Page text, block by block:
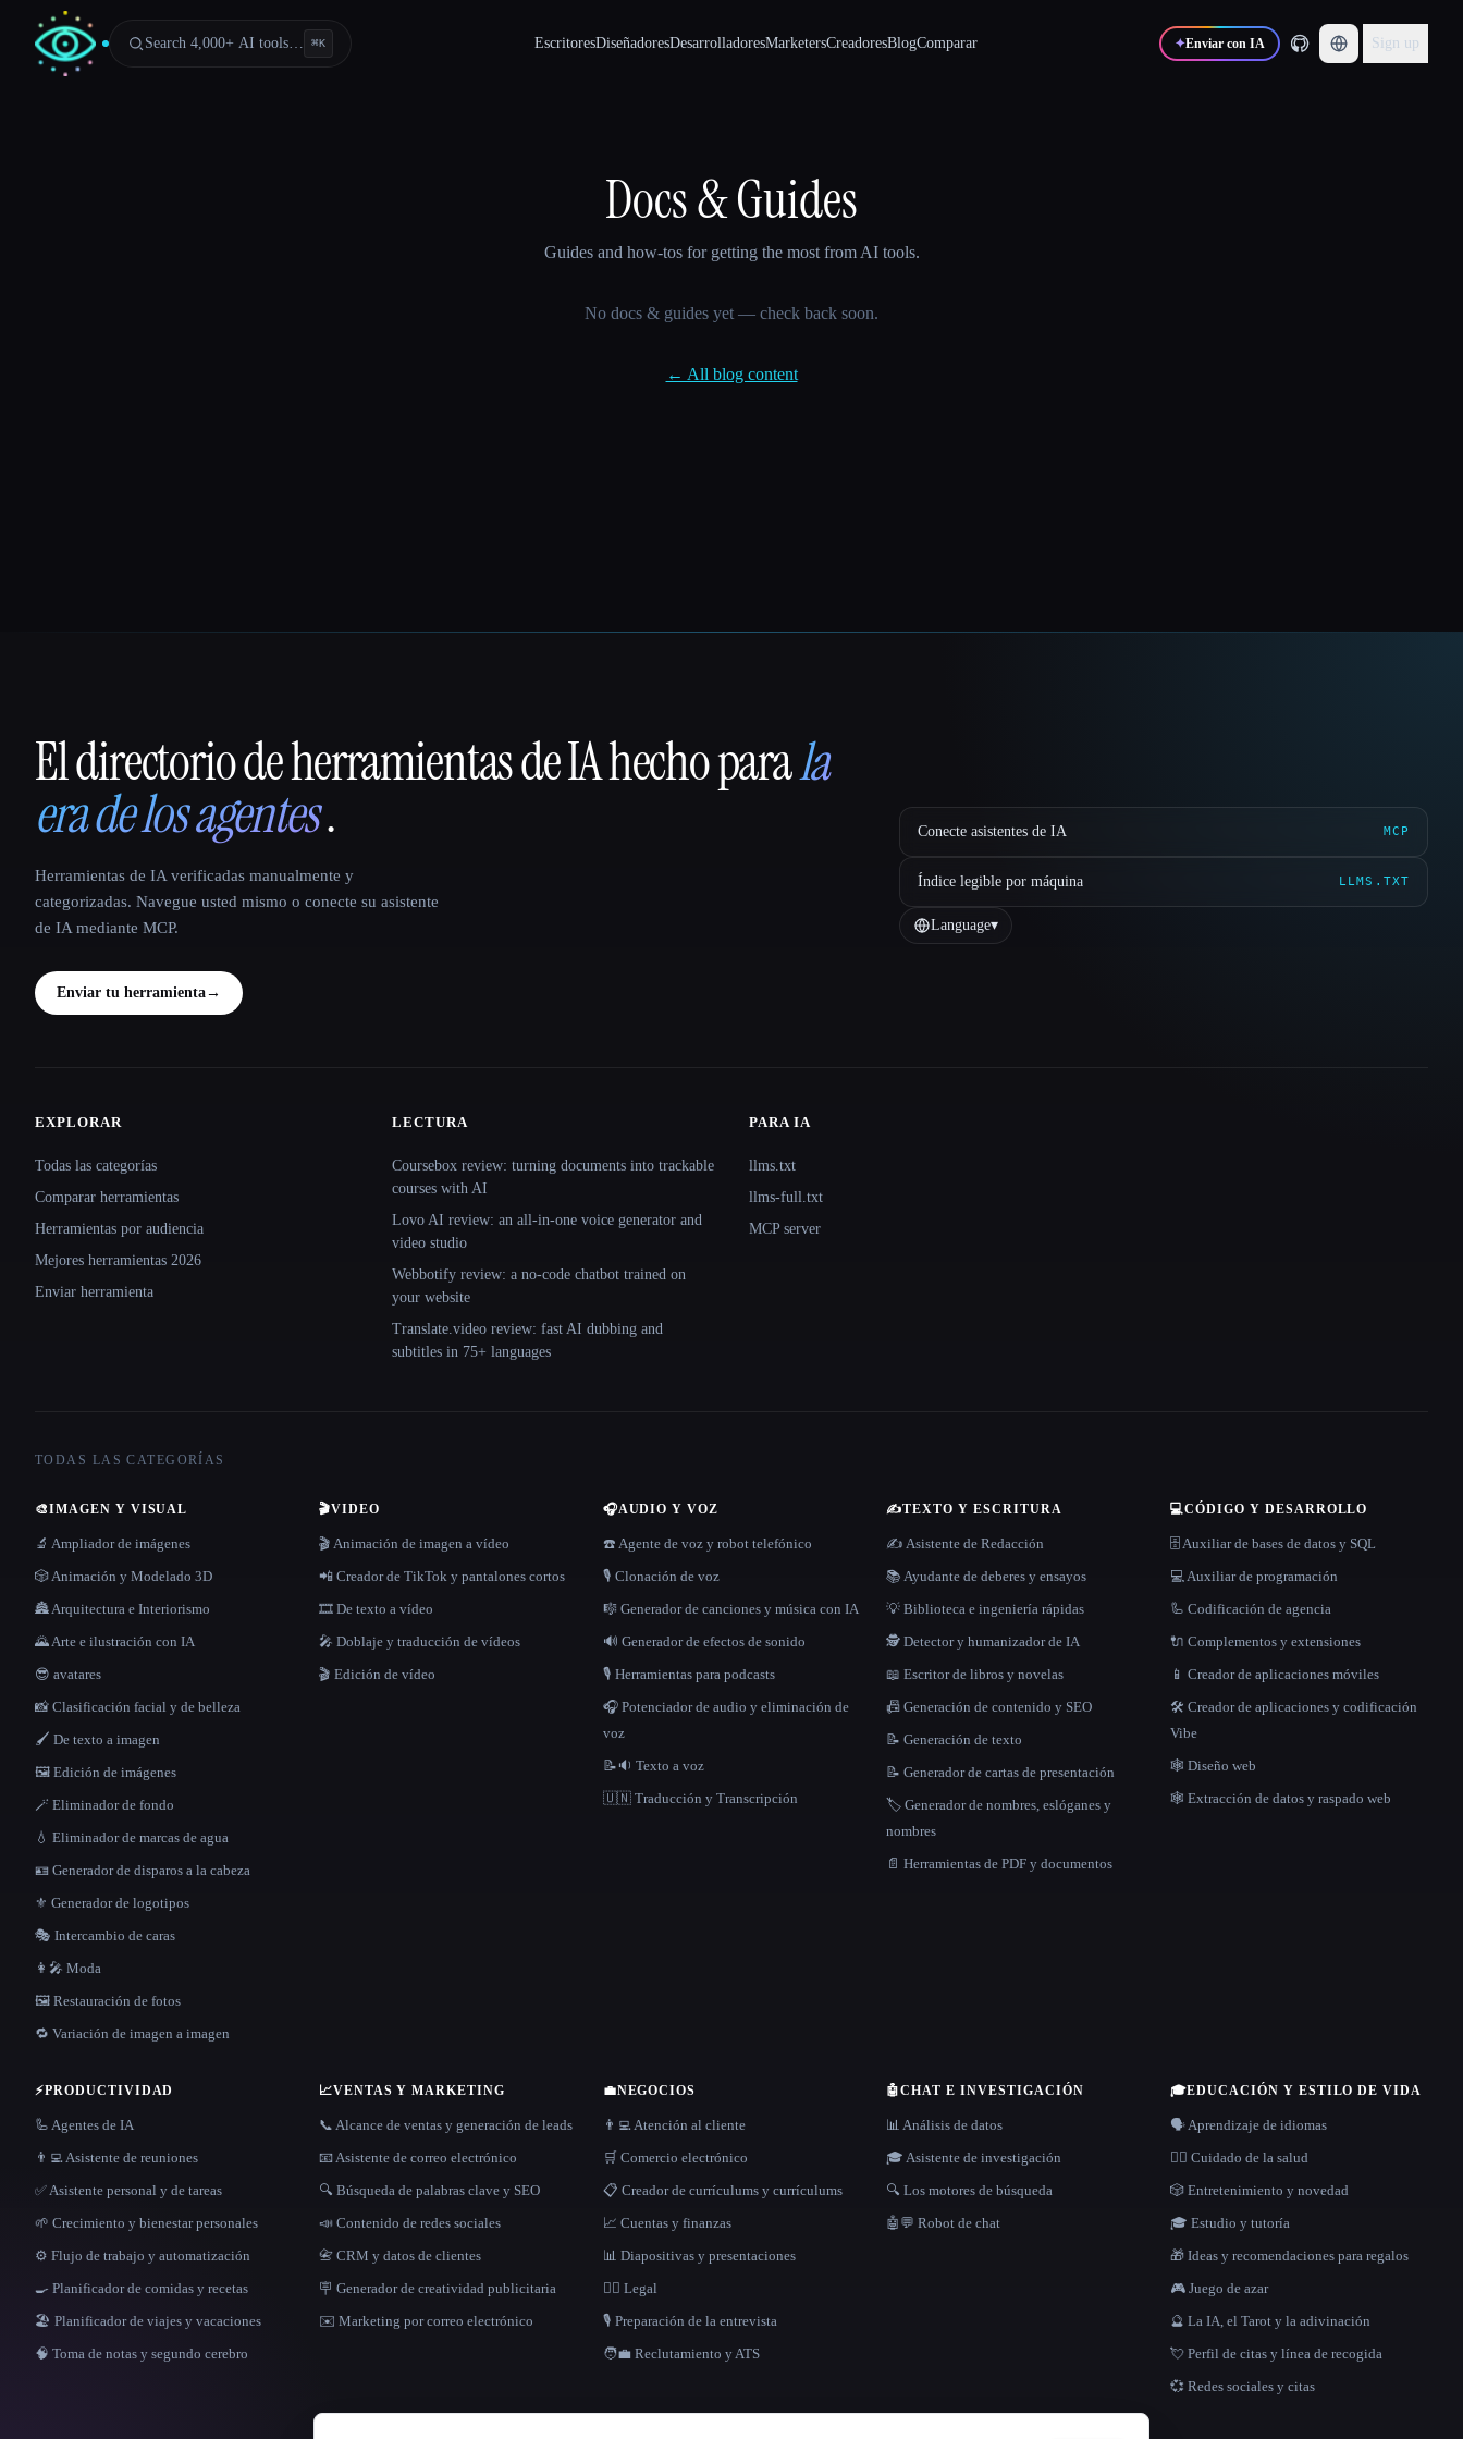
Search 4,000+ AI tools… ⌘K EscritoresDiseñadoresDesarrolladoresMarketersCreadoresBlogComparar ✦Enviar con IA Sign up
Docs & Guides
Guides and how-tos for getting the most from AI tools.
No docs & guides yet — check back soon.
← All blog content
That AI Collection
El directorio de herramientas de IA hecho parala
era de los agentes.
Herramientas de IA verificadas manualmente y
categorizadas. Navegue usted mismo o conecte su asistente
de IA mediante MCP.
Enviar tu herramienta→
Conecte asistentes de IA MCP
Índice legible por máquina LLMS.TXT
Language▾
Site navigation
EXPLORAR
Todas las categorías
Comparar herramientas
Herramientas por audiencia
Mejores herramientas 2026
Enviar herramienta
LECTURA
Coursebox review: turning documents into trackable
courses with AI
Lovo AI review: an all-in-one voice generator and
video studio
Webbotify review: a no-code chatbot trained on
your website
Translate.video review: fast AI dubbing and
subtitles in 75+ languages
PARA IA
llms.txt
llms-full.txt
MCP server
TODAS LAS CATEGORÍAS
🎨IMAGEN Y VISUAL
🔬 Ampliador de imágenes
🎲 Animación y Modelado 3D
🏯 Arquitectura e Interiorismo
🌄 Arte e ilustración con IA
😎 avatares
📸 Clasificación facial y de belleza
🖌️ De texto a imagen
🖼️ Edición de imágenes
🪄 Eliminador de fondo
💧 Eliminador de marcas de agua
🪪 Generador de disparos a la cabeza
⚜️ Generador de logotipos
🎭 Intercambio de caras
👩‍🎤 Moda
🖼️ Restauración de fotos
🔁 Variación de imagen a imagen
🎬VIDEO
🎬 Animación de imagen a vídeo
📲 Creador de TikTok y pantalones cortos
🎞️ De texto a vídeo
🎤 Doblaje y traducción de vídeos
🎬 Edición de vídeo
🎧AUDIO Y VOZ
☎️ Agente de voz y robot telefónico
🎙️ Clonación de voz
🎼 Generador de canciones y música con IA
🔊 Generador de efectos de sonido
🎙️ Herramientas para podcasts
🎧 Potenciador de audio y eliminación de
voz
📝🔉 Texto a voz
🇺🇳 Traducción y Transcripción
✍️TEXTO Y ESCRITURA
✍️ Asistente de Redacción
📚 Ayudante de deberes y ensayos
💡 Biblioteca e ingeniería rápidas
🕵️ Detector y humanizador de IA
📖 Escritor de libros y novelas
📠 Generación de contenido y SEO
📝 Generación de texto
📝 Generador de cartas de presentación
🏷️ Generador de nombres, eslóganes y
nombres
📄 Herramientas de PDF y documentos
💻CÓDIGO Y DESARROLLO
🗄️ Auxiliar de bases de datos y SQL
💻 Auxiliar de programación
🦾 Codificación de agencia
🔌 Complementos y extensiones
📱 Creador de aplicaciones móviles
🛠️ Creador de aplicaciones y codificación
Vibe
🕸 Diseño web
🕸️ Extracción de datos y raspado web
⚡PRODUCTIVIDAD
🦾 Agentes de IA
👨‍💻 Asistente de reuniones
✅ Asistente personal y de tareas
🌱 Crecimiento y bienestar personales
⚙️ Flujo de trabajo y automatización
🍳 Planificador de comidas y recetas
🏖 Planificador de viajes y vacaciones
🧠 Toma de notas y segundo cerebro
📈VENTAS Y MARKETING
📞 Alcance de ventas y generación de leads
📧 Asistente de correo electrónico
🔍 Búsqueda de palabras clave y SEO
📣 Contenido de redes sociales
📇 CRM y datos de clientes
🪧 Generador de creatividad publicitaria
✉️ Marketing por correo electrónico
💼NEGOCIOS
👨‍💻 Atención al cliente
🛒 Comercio electrónico
📋 Creador de currículums y currículums
📈 Cuentas y finanzas
📊 Diapositivas y presentaciones
👩‍⚖️ Legal
🎙️ Preparación de la entrevista
🧑‍💼 Reclutamiento y ATS
🤖CHAT E INVESTIGACIÓN
📊 Análisis de datos
🎓 Asistente de investigación
🔍 Los motores de búsqueda
🤖💬 Robot de chat
🎓EDUCACIÓN Y ESTILO DE VIDA
🗣️ Aprendizaje de idiomas
👩‍⚕️ Cuidado de la salud
🎲 Entretenimiento y novedad
🎓 Estudio y tutoría
🎁 Ideas y recomendaciones para regalos
🎮 Juego de azar
🔮 La IA, el Tarot y la adivinación
💘 Perfil de citas y línea de recogida
💞 Redes sociales y citas